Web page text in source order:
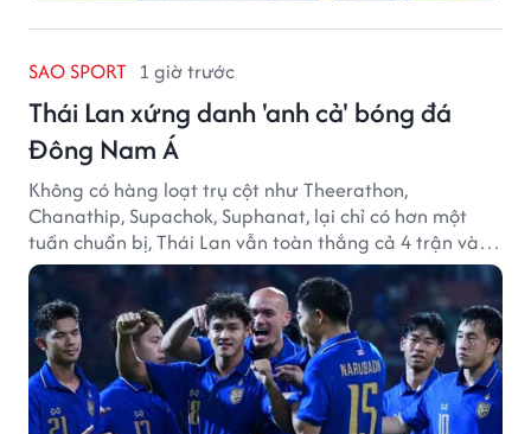
SAO SPORT 1 giờ trước
Thái Lan xứng danh 'anh cả' bóng đá
Đông Nam Á
Không có hàng loạt trụ cột như Theerathon,
Chanathip, Supachok, Suphanat, lại chỉ có hơn một
tuần chuẩn bị, Thái Lan vẫn toàn thắng cả 4 trận và
giữ sạch lưới tại AFF Cup 2026.